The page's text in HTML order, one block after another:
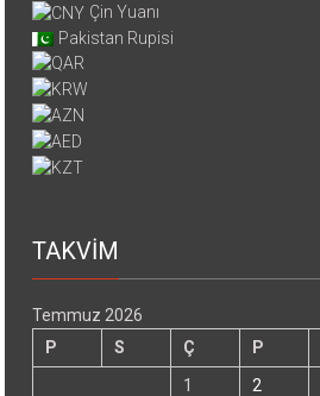
Çin Yuanı
Pakistan Rupisi
TAKVİM
Temmuz 2026
P
S Ç P
1
2